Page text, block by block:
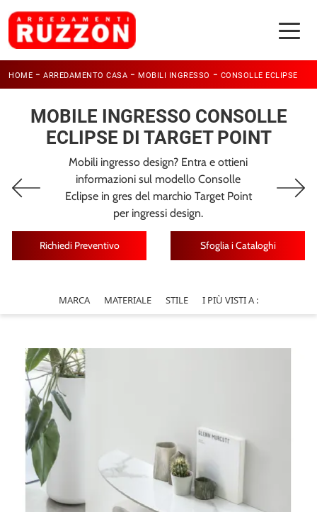
HOME - ARREDAMENTO CASA - MOBILI INGRESSO - CONSOLLE ECLIPSE
MOBILE INGRESSO CONSOLLE
ECLIPSE DI TARGET POINT
Mobili ingresso design? Entra e ottieni
informazioni sul modello Consolle
Eclipse in gres del marchio Target Point
per ingressi design.
Richiedi Preventivo Sfoglia i Cataloghi
MARCA MATERIALE STILE I PIÙ VISTI A :